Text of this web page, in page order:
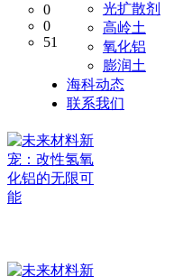
光扩散剂
高岭土
氧化铝
膨润土
海科动态
联系我们
0
0
51